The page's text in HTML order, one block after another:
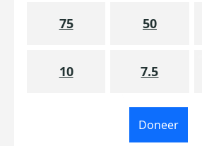
75 50
10 7.5
Doneer